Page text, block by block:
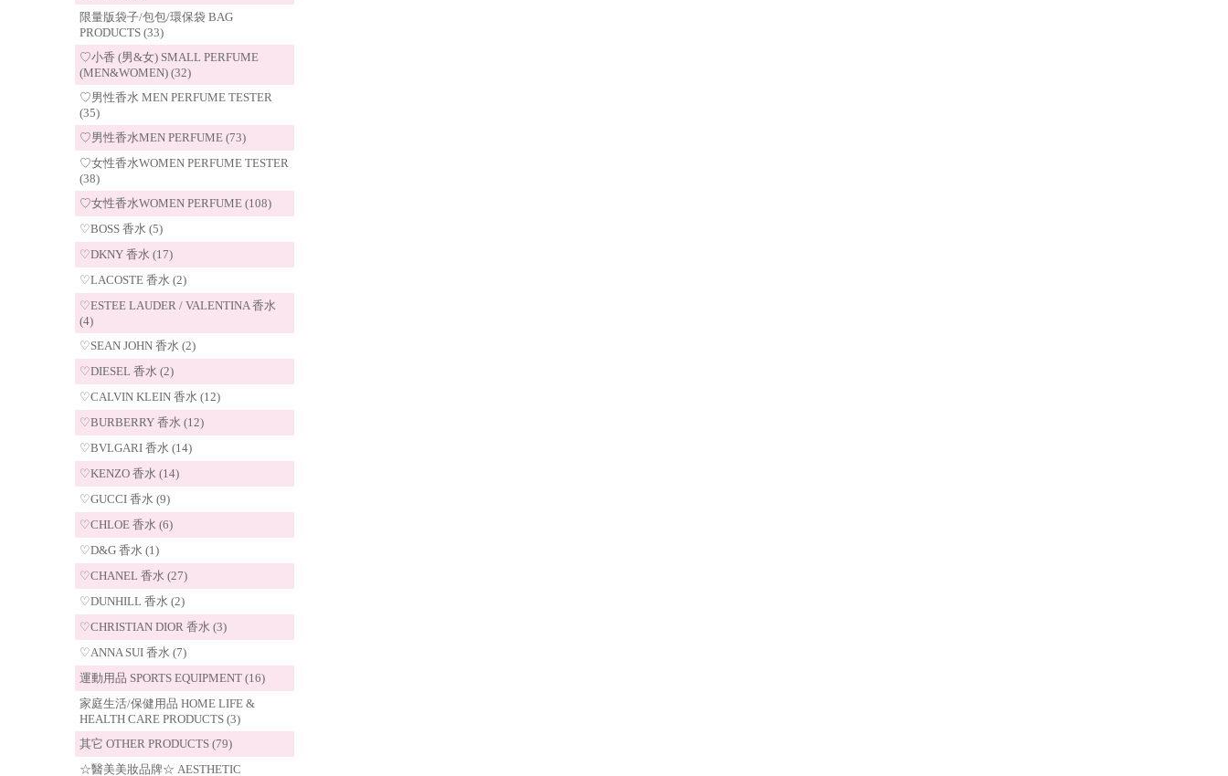
限量版袋子/包包/環保袋 BAG
PRODUCTS (33)
♡小香 (男&女) SMALL PERFUME
(MEN&WOMEN) (32)
♡男性香水 MEN PERFUME TESTER
(35)
♡男性香水MEN PERFUME (73)
♡女性香水WOMEN PERFUME TESTER
(38)
♡女性香水WOMEN PERFUME (108)
♡BOSS 香水 (5)
♡DKNY 香水 (17)
♡LACOSTE 香水 (2)
♡ESTEE LAUDER / VALENTINA 香水
(4)
♡SEAN JOHN 香水 (2)
♡DIESEL 香水 (2)
♡CALVIN KLEIN 香水 (12)
♡BURBERRY 香水 (12)
♡BVLGARI 香水 (14)
♡KENZO 香水 (14)
♡GUCCI 香水 (9)
♡CHLOE 香水 (6)
♡D&G 香水 (1)
♡CHANEL 香水 (27)
♡DUNHILL 香水 (2)
♡CHRISTIAN DIOR 香水 (3)
♡ANNA SUI 香水 (7)
運動用品 SPORTS EQUIPMENT (16)
家庭生活/保健用品 HOME LIFE &
HEALTH CARE PRODUCTS (3)
其它 OTHER PRODUCTS (79)
☆醫美美妝品牌☆ AESTHETIC